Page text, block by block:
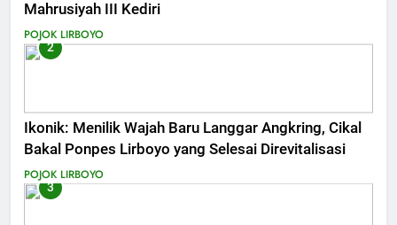
Mahrusiyah III Kediri
POJOK LIRBOYO
2
Ikonik: Menilik Wajah Baru Langgar Angkring, Cikal
Bakal Ponpes Lirboyo yang Selesai Direvitalisasi
POJOK LIRBOYO
3